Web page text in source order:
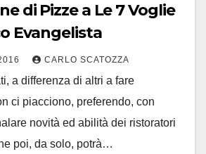
di Pizze a Le 7 Voglie
Evangelista
CARLO SCATOZZA
a differenza di altri a fare
ci piacciono, preferendo, con
novità ed abilità dei ristoratori
poi, da solo, potrà…